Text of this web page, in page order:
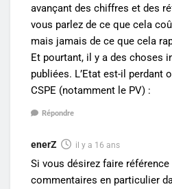
avançant des chiffres et des
vous parlez de ce que cela
mais jamais de ce que cela
Et pourtant, il y a des choses
publiées. L’Etat est-il perdant
CSPE (notamment le PV) :
Répondre
enerZ il y a 16 ans
Si vous désirez faire référence
commentaires en particulier